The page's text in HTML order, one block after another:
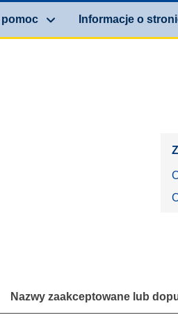
pomoc Informacje o
Nazwy zaakceptowane lub